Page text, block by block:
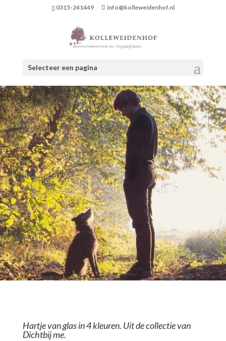
0315-241449 info@kolleweidenhof.nl
Selecteer een pagina
Hartje van glas in 4 kleuren. Uit de collectie van
Dichtbij me.